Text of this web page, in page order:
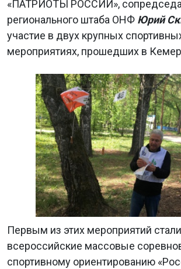
«ПАТРИОТЫ РОССИИ»,
регионального штаба ОНФ Юрий
участие в двух крупных
мероприятиях, прошедших в
Первым из этих мероприятий стали
всероссийские массовые
спортивному ориентированию